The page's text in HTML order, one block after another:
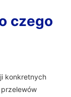
czego
konkretnych
przelewów